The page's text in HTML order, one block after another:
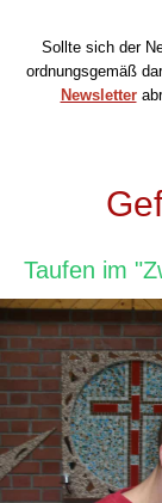
Sollte sich der
ordnungsgemäß
Newsletter
Taufen im